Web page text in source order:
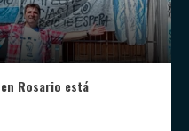
Rosario está